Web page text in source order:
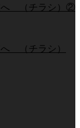
へ （チラシ）②
（チラシ）